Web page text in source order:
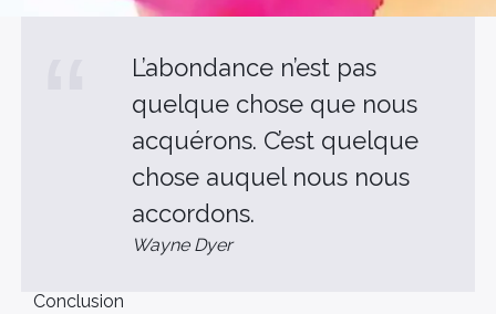
L’abondance n’est pas
quelque chose que nous
acquérons. C’est quelque
chose auquel nous nous
accordons.
Wayne Dyer
Conclusion